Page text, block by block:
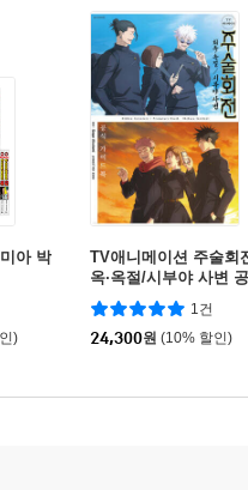
아 박
)
TV애니메이션 주술회
옥·옥절/시부야 사변
가이드북
1건
24,300원 (10% 할인)